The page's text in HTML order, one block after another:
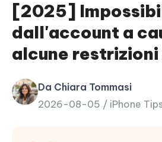
for iOS
PDNob
PDF
New
[2025]
dall'account a
alcune restrizioni
Da Chiara Tommasi
2026-08-05 / iPhone